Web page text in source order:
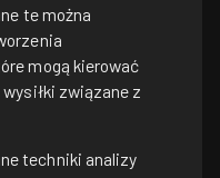
te można
mogą kierować
związane z
techniki analizy